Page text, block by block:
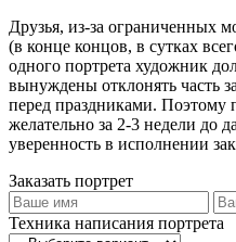
Друзья, из-за ограниченных
(в конце концов, в сутках
одного портрета художник
вынуждены отклонять часть
перед праздниками. Поэтому
желательно за 2-3 недели до
уверенность в исполнении
Заказать портрет
Техника написания портрета